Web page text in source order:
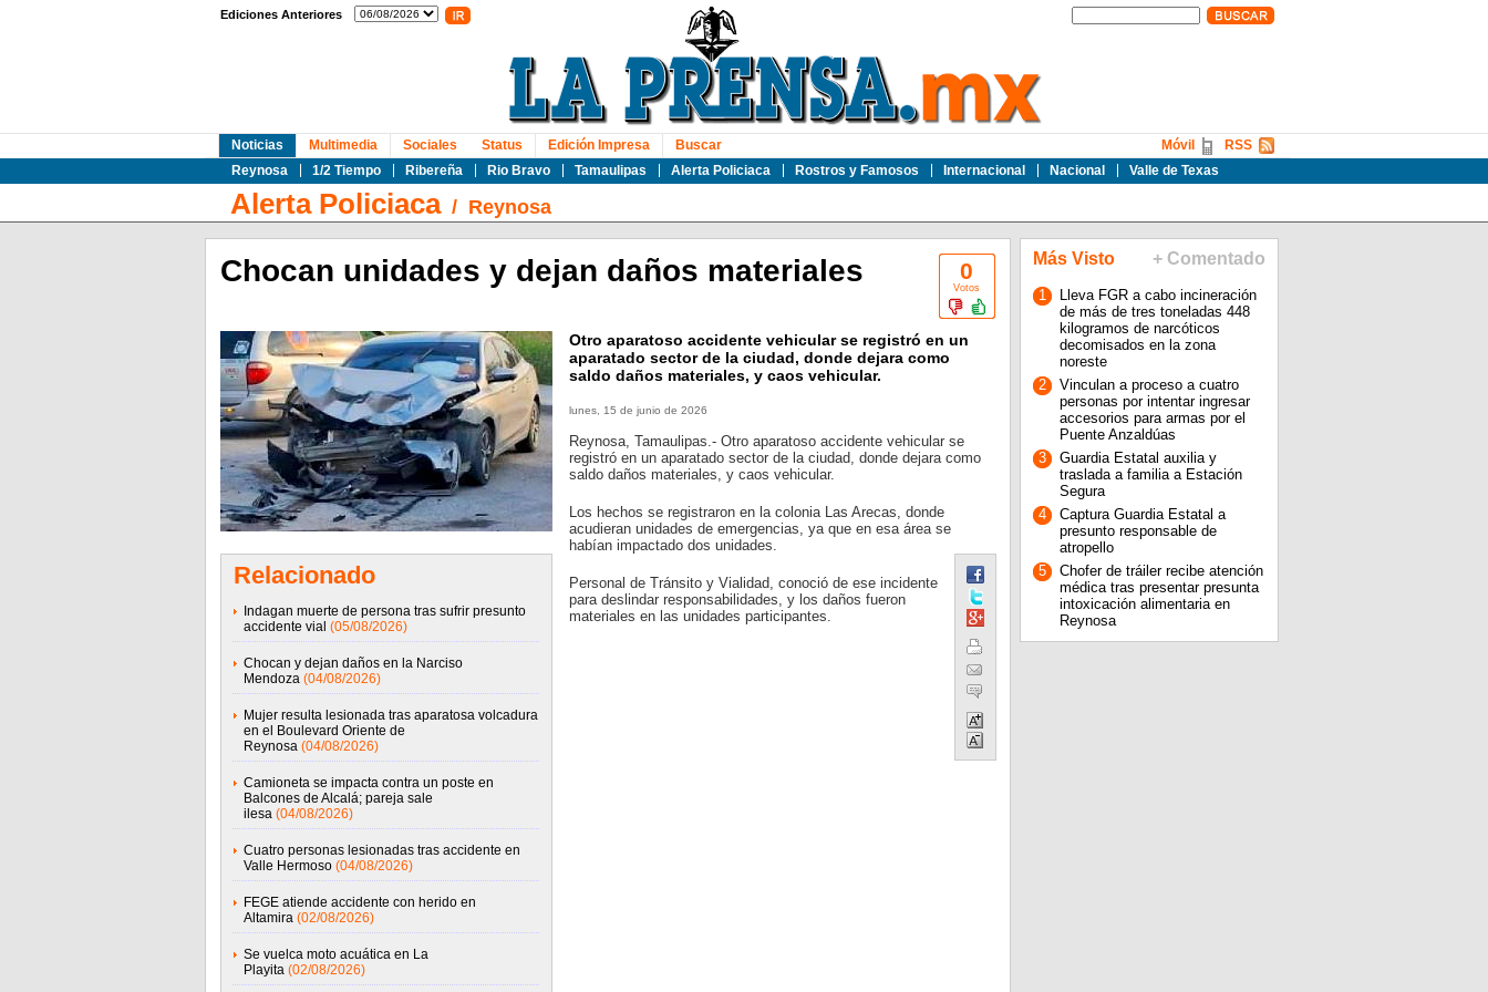
Ediciones Anteriores
Noticias
Reynosa
1/2 Tiempo Ribereña Rio Bravo Tamaulipas Alerta Policiaca Rostros y Famosos Internacional Nacional Valle de Texas
Multimedia Sociales Status Edición Impresa Buscar RSS
Móvil
Alerta Policiaca/ Reynosa
0
Votos
Chocan unidades y dejan daños materiales
Relacionado
Indagan muerte de persona tras sufrir presunto
accidente vial (05/08/2026)
Chocan y dejan daños en la Narciso
Mendoza (04/08/2026)
Mujer resulta lesionada tras aparatosa volcadura
en el Boulevard Oriente de
Reynosa (04/08/2026)
Camioneta se impacta contra un poste en
Balcones de Alcalá; pareja sale
ilesa (04/08/2026)
Cuatro personas lesionadas tras accidente en
Valle Hermoso (04/08/2026)
FEGE atiende accidente con herido en
Altamira (02/08/2026)
Se vuelca moto acuática en La
Playita (02/08/2026)
Otro aparatoso accidente vehicular se registró en un
aparatado sector de la ciudad, donde dejara como
saldo daños materiales, y caos vehicular.
lunes, 15 de junio de 2026
Reynosa, Tamaulipas.- Otro aparatoso accidente vehicular se
registró en un aparatado sector de la ciudad, donde dejara como
saldo daños materiales, y caos vehicular.
Los hechos se registraron en la colonia Las Arecas, donde
acudieran unidades de emergencias, ya que en esa área se
habían impactado dos unidades.
Personal de Tránsito y Vialidad, conoció de ese incidente
para deslindar responsabilidades, y los daños fueron
materiales en las unidades participantes.
Más Visto + Comentado
1
Lleva FGR a cabo incineración
de más de tres toneladas 448
kilogramos de narcóticos
decomisados en la zona
noreste
2
Vinculan a proceso a cuatro
personas por intentar ingresar
accesorios para armas por el
Puente Anzaldúas
3
Guardia Estatal auxilia y
traslada a familia a Estación
Segura
4
Captura Guardia Estatal a
presunto responsable de
atropello
5
Chofer de tráiler recibe atención
médica tras presentar presunta
intoxicación alimentaria en
Reynosa